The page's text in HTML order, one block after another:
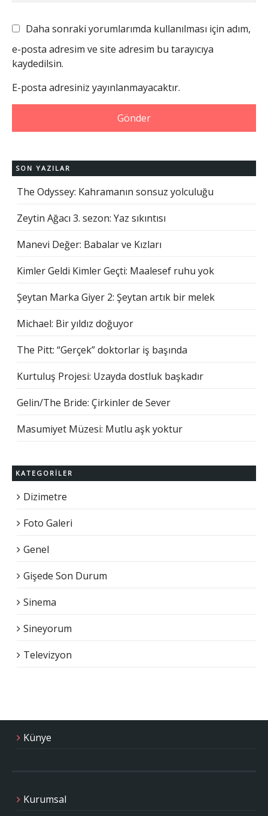
Daha sonraki yorumlarımda kullanılması için adım,
e-posta adresim ve site adresim bu tarayıcıya
kaydedilsin.
E-posta adresiniz yayınlanmayacaktır.
SON YAZILAR
The Odyssey: Kahramanın sonsuz yolculuğu
Zeytin Ağacı 3. sezon: Yaz sıkıntısı
Manevi Değer: Babalar ve Kızları
Kimler Geldi Kimler Geçti: Maalesef ruhu yok
Şeytan Marka Giyer 2: Şeytan artık bir melek
Michael: Bir yıldız doğuyor
The Pitt: “Gerçek” doktorlar iş başında
Kurtuluş Projesi: Uzayda dostluk başkadır
Gelin/The Bride: Çirkinler de Sever
Masumiyet Müzesi: Mutlu aşk yoktur
KATEGORILER
Dizimetre
Foto Galeri
Genel
Gişede Son Durum
Sinema
Sineyorum
Televizyon
Künye
Kurumsal